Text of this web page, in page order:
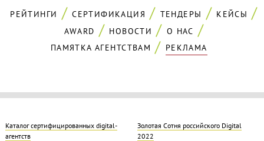
РЕЙТИНГИ СЕРТИФИКАЦИЯ ТЕНДЕРЫ
КЕЙСЫ
AWARD
НОВОСТИ
О НАС
ПАМЯТКА АГЕНТСТВАМ
РЕКЛАМА
Каталог сертифицированных digital-
агентств
Золотая Cотня российского Digital
2022